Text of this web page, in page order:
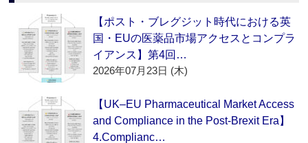
【ポスト・ブレグジット時代における英
国・EUの医薬品市場アクセスとコンプラ
イアンス】第4回…
2026年07月23日 (木)
【UK–EU Pharmaceutical Market Access
and Compliance in the Post-Brexit Era】
4.Complianc…